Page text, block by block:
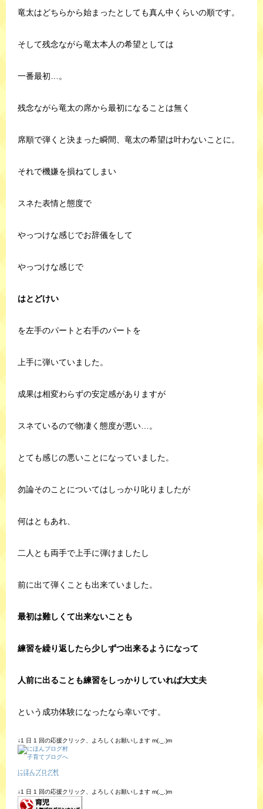
竜太はどちらから始まったとしても真ん中くらいの順です。
そして残念ながら竜太本人の希望としては
一番最初…。
残念ながら竜太の席から最初になることは無く
席順で弾くと決まった瞬間、竜太の希望は叶わないことに。
それで機嫌を損ねてしまい
スネた表情と態度で
やっつけな感じでお辞儀をして
やっつけな感じで
はとどけい
を左手のパートと右手のパートを
上手に弾いていました。
成果は相変わらずの安定感がありますが
スネているので物凄く態度が悪い…。
とても感じの悪いことになっていました。
勿論そのことについてはしっかり叱りましたが
何はともあれ、
二人とも両手で上手に弾けましたし
前に出て弾くことも出来ていました。
最初は難しくて出来ないことも
練習を繰り返したら少しずつ出来るようになって
人前に出ることも練習をしっかりしていれば大丈夫
という成功体験になったなら幸いです。
↓1 日 1 回の応援クリック、よろしくお願いします m(._.)m
にほんブログ村
↓1 日 1 回の応援クリック、よろしくお願いします m(._.)m